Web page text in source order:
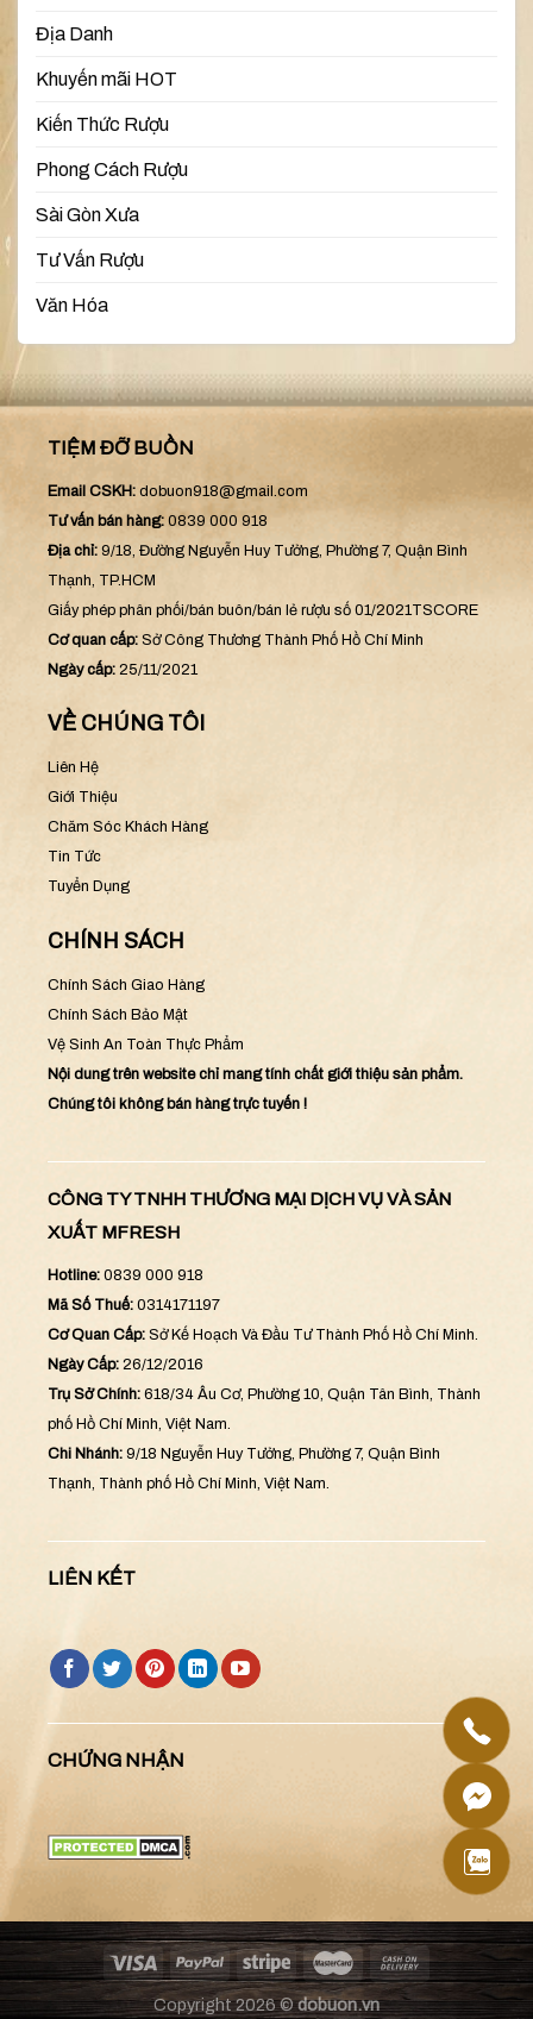
Địa Danh
Khuyến mãi HOT
Kiến Thức Rượu
Phong Cách Rượu
Sài Gòn Xưa
Tư Vấn Rượu
Văn Hóa
TIỆM ĐỠ BUỒN
Email CSKH: dobuon918@gmail.com
Tư vấn bán hàng: 0839 000 918
Địa chỉ: 9/18, Đường Nguyễn Huy Tưởng, Phường 7, Quận Bình
Thạnh, TP.HCM
Giấy phép phân phối/bán buôn/bán lẻ rượu số 01/2021TSCORE
Cơ quan cấp: Sở Công Thương Thành Phố Hồ Chí Minh
Ngày cấp: 25/11/2021
VỀ CHÚNG TÔI
Liên Hệ
Giới Thiệu
Chăm Sóc Khách Hàng
Tin Tức
Tuyển Dụng
CHÍNH SÁCH
Chính Sách Giao Hàng
Chính Sách Bảo Mật
Vệ Sinh An Toàn Thực Phẩm
Nội dung trên website chỉ mang tính chất giới thiệu sản phẩm.
Chúng tôi không bán hàng trực tuyến !
CÔNG TY TNHH THƯƠNG MẠI DỊCH VỤ VÀ SẢN
XUẤT MFRESH
Hotline: 0839 000 918
Mã Số Thuế: 0314171197
Cơ Quan Cấp: Sở Kế Hoạch Và Đầu Tư Thành Phố Hồ Chí Minh.
Ngày Cấp: 26/12/2016
Trụ Sở Chính: 618/34 Âu Cơ, Phường 10, Quận Tân Bình, Thành
phố Hồ Chí Minh, Việt Nam.
Chi Nhánh: 9/18 Nguyễn Huy Tưởng, Phường 7, Quận Bình
Thạnh, Thành phố Hồ Chí Minh, Việt Nam.
LIÊN KẾT
CHỨNG NHẬN
Copyright 2026 ©dobuon.vn